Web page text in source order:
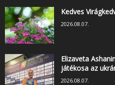
Kedves
2026.08.07.
Elizaveta
játékosa az
2026.08.07.